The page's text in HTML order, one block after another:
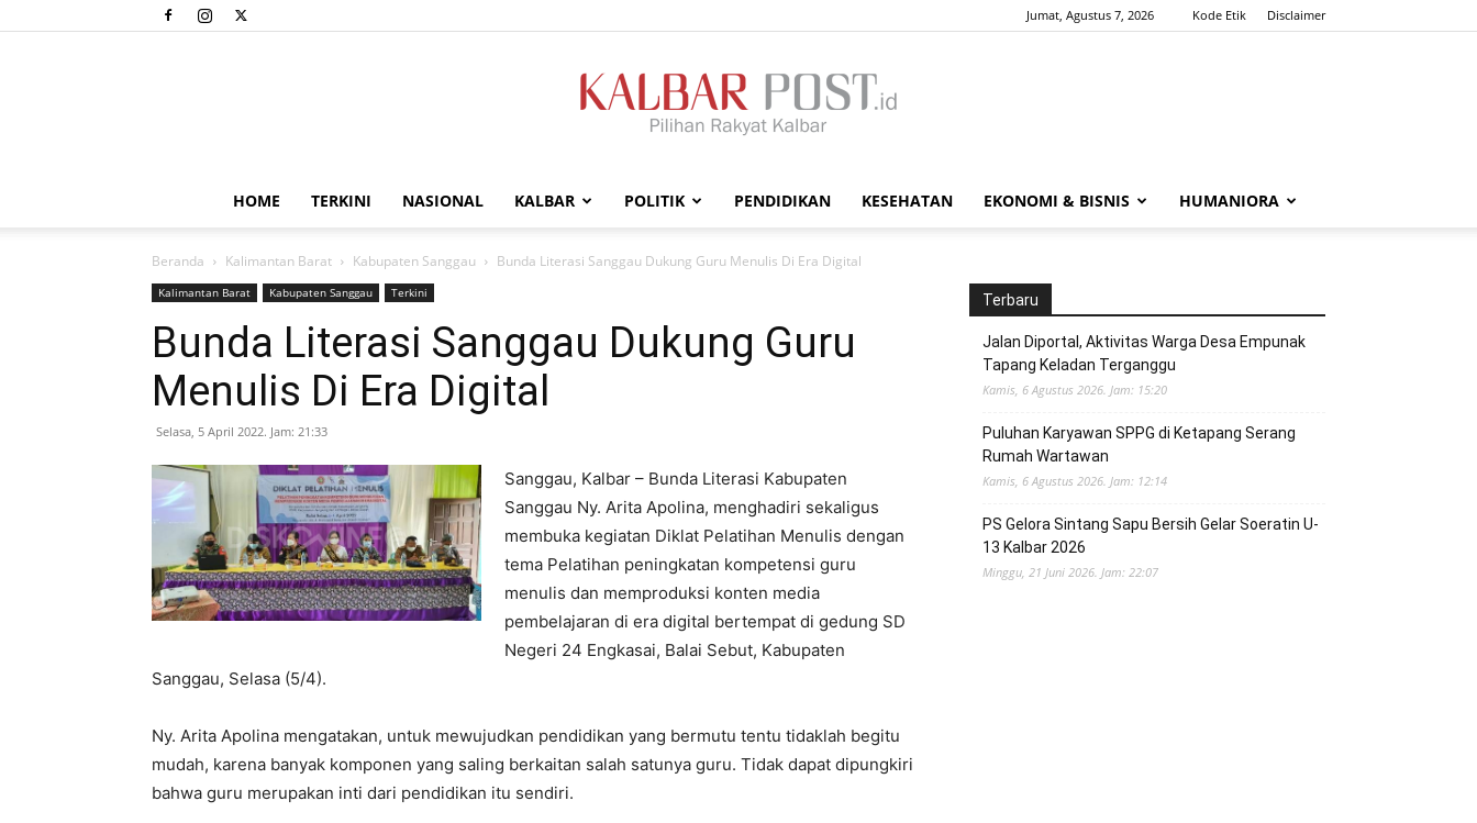
Jumat, Agustus 7, 2026 Kode Etik Disclaimer
HOME TERKINI NASIONAL KALBAR POLITIK PENDIDIKAN KESEHATAN EKONOMI & BISNIS HUMANIORA
Beranda Kalimantan Barat Kabupaten Sanggau Bunda Literasi Sanggau Dukung Guru Menulis Di Era Digital
Kalimantan Barat Kabupaten Sanggau Terkini
Bunda Literasi Sanggau Dukung Guru
Menulis Di Era Digital
Selasa, 5 April 2022. Jam: 21:33
Sanggau, Kalbar – Bunda Literasi Kabupaten
Sanggau Ny. Arita Apolina, menghadiri sekaligus
membuka kegiatan Diklat Pelatihan Menulis dengan
tema Pelatihan peningkatan kompetensi guru
menulis dan memproduksi konten media
pembelajaran di era digital bertempat di gedung SD
Negeri 24 Engkasai, Balai Sebut, Kabupaten
Sanggau, Selasa (5/4).
Ny. Arita Apolina mengatakan, untuk mewujudkan pendidikan yang bermutu tentu tidaklah begitu
mudah, karena banyak komponen yang saling berkaitan salah satunya guru. Tidak dapat dipungkiri
bahwa guru merupakan inti dari pendidikan itu sendiri.
Terbaru
Jalan Diportal, Aktivitas Warga Desa Empunak
Tapang Keladan Terganggu
Kamis, 6 Agustus 2026. Jam: 15:20
Puluhan Karyawan SPPG di Ketapang Serang
Rumah Wartawan
Kamis, 6 Agustus 2026. Jam: 12:14
PS Gelora Sintang Sapu Bersih Gelar Soeratin U-
13 Kalbar 2026
Minggu, 21 Juni 2026. Jam: 22:07